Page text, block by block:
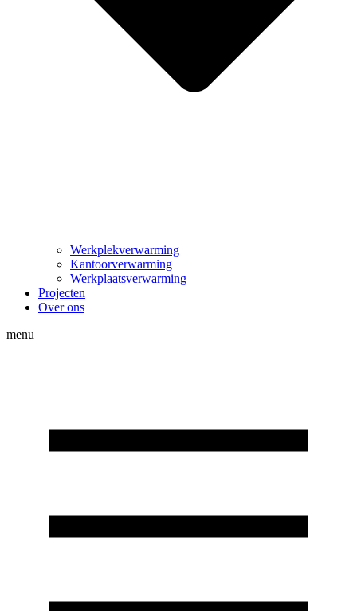
Werkplekverwarming
Kantoorverwarming
Werkplaatsverwarming
Projecten
Over ons
menu